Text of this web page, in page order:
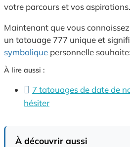
votre parcours et vos aspirations.
Maintenant que vous
un tatouage 777 unique et
symbolique personnelle
À lire aussi :
7 tatouages de date de
hésiter
À découvrir aussi